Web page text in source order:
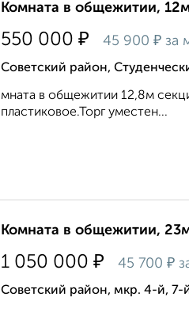
Комната в общежитии,
550 000 ₽ 45 900 ₽ за
Советский район,
мната в общежитии 12,8м
пластиковое.Торг уместен...
Комната в общежитии,
1 050 000 ₽ 45 700 ₽
Советский район, мкр. 4-й,